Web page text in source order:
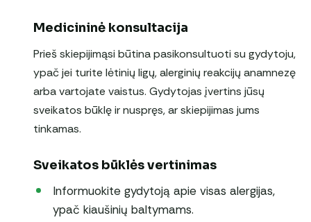
Medicininė konsultacija
Prieš skiepijimąsi būtina pasikonsultuoti su gydytoju,
ypač jei turite lėtinių ligų, alerginių reakcijų anamnezę
arba vartojate vaistus. Gydytojas įvertins jūsų
sveikatos būklę ir nuspręs, ar skiepijimas jums
tinkamas.
Sveikatos būklės vertinimas
Informuokite gydytoją apie visas alergijas,
ypač kiaušinių baltymams.